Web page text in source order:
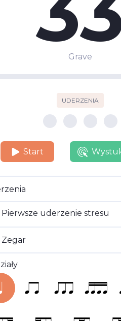
Grave
UDERZENIA
Start
Pierwsze uderzenie stresu
Zegar